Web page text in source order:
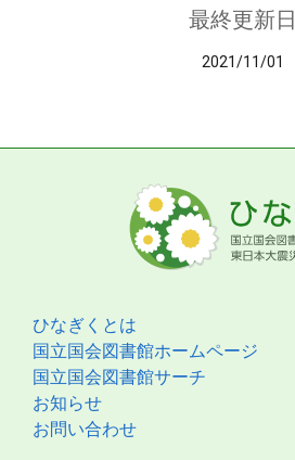
最終更新日
2021/11/01
ひなぎくとは
国立国会図書館ホームページ
国立国会図書館サーチ
お知らせ
お問い合わせ